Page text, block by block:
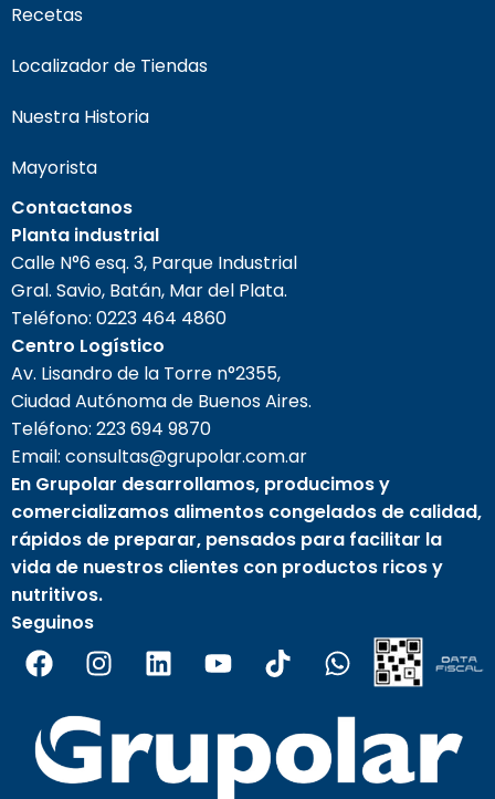
Recetas
Localizador de Tiendas
Nuestra Historia
Mayorista
Contactanos
Planta industrial
Calle N°6 esq. 3, Parque Industrial
Gral. Savio, Batán, Mar del Plata.
Teléfono: 0223 464 4860
Centro Logístico
Av. Lisandro de la Torre n°2355,
Ciudad Autónoma de Buenos Aires.
Teléfono: 223 694 9870
Email: consultas@grupolar.com.ar
En Grupolar desarrollamos, producimos y
comercializamos alimentos congelados de calidad,
rápidos de preparar, pensados para facilitar la
vida de nuestros clientes con productos ricos y
nutritivos.
Seguinos